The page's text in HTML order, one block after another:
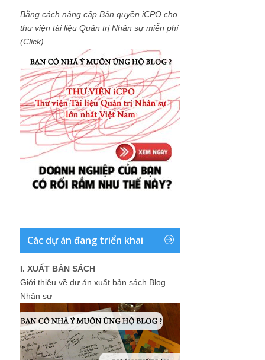
Bằng cách nâng cấp Bản quyền iCPO cho
thư viện tài liệu Quản trị Nhân sự miễn phí
(Click)
Các dự án đang triển khai
I. XUẤT BẢN SÁCH
Giới thiệu về dự án xuất bản sách Blog
Nhân sự